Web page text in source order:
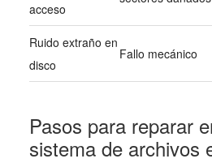
acceso
Ruido extraño en
disco
Fallo mecánico
Pasos para reparar
sistema de archivos